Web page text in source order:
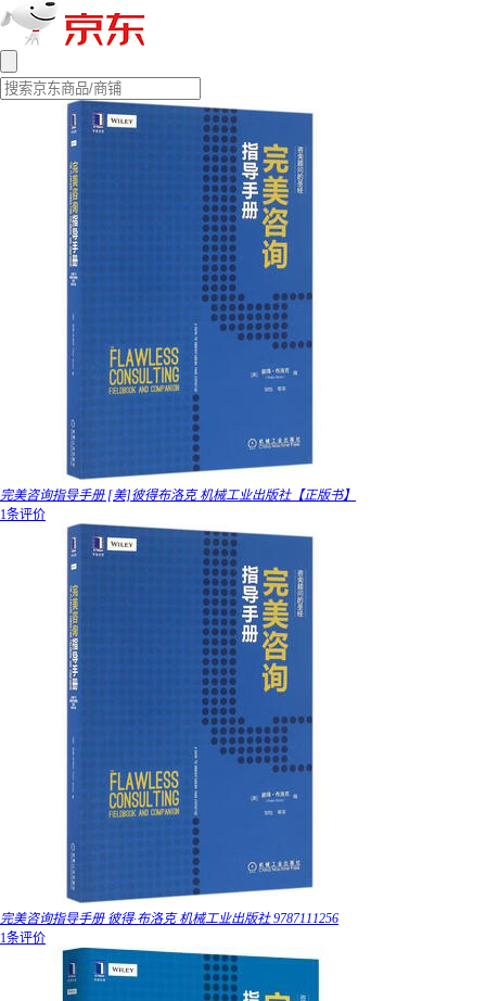
完美咨询指导手册 [美]彼得布洛克 机械工业出版社【正版书】
1条评价
完美咨询指导手册 彼得·布洛克 机械工业出版社 9787111256
1条评价